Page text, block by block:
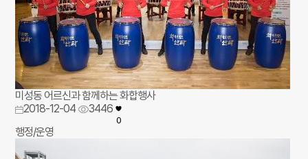
미성동 어르신과 함께하는 화합행사
2018-12-04
3446
0
행정/운영